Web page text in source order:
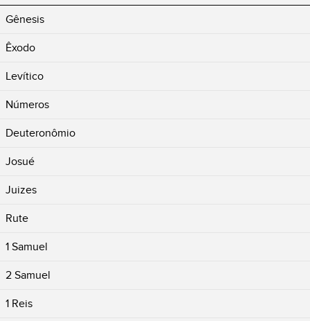
Gênesis
Êxodo
Levítico
Números
Deuteronômio
Josué
Juizes
Rute
1 Samuel
2 Samuel
1 Reis